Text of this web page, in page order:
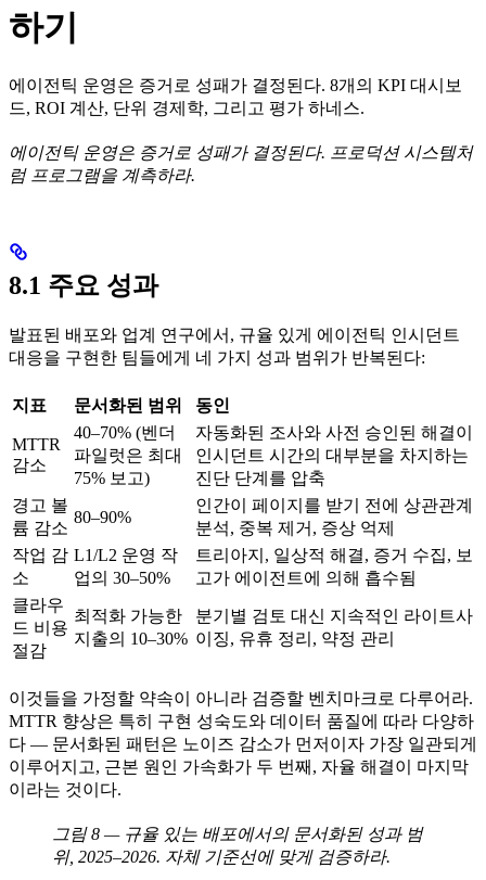
하기
에이전틱 운영은 증거로 성패가 결정된다. 8개의 KPI 대시보
드, ROI 계산, 단위 경제학, 그리고 평가 하네스.
에이전틱 운영은 증거로 성패가 결정된다. 프로덕션 시스템처
럼 프로그램을 계측하라.
8.1 주요 성과
발표된 배포와 업계 연구에서, 규율 있게 에이전틱 인시던트
대응을 구현한 팀들에게 네 가지 성과 범위가 반복된다:
지표 문서화된 범위 동인
MTTR
감소
40–70% (벤더
파일럿은 최대
75% 보고)
자동화된 조사와 사전 승인된 해결이
인시던트 시간의 대부분을 차지하는
진단 단계를 압축
경고 볼
륨 감소
80–90%
인간이 페이지를 받기 전에 상관관계
분석, 중복 제거, 증상 억제
작업 감
소
L1/L2 운영 작
업의 30–50%
트리아지, 일상적 해결, 증거 수집, 보
고가 에이전트에 의해 흡수됨
클라우
드 비용
절감
최적화 가능한
지출의 10–30%
분기별 검토 대신 지속적인 라이트사
이징, 유휴 정리, 약정 관리
이것들을 가정할 약속이 아니라 검증할 벤치마크로 다루어라.
MTTR 향상은 특히 구현 성숙도와 데이터 품질에 따라 다양하
다 — 문서화된 패턴은 노이즈 감소가 먼저이자 가장 일관되게
이루어지고, 근본 원인 가속화가 두 번째, 자율 해결이 마지막
이라는 것이다.
그림 8 — 규율 있는 배포에서의 문서화된 성과 범
위, 2025–2026. 자체 기준선에 맞게 검증하라.